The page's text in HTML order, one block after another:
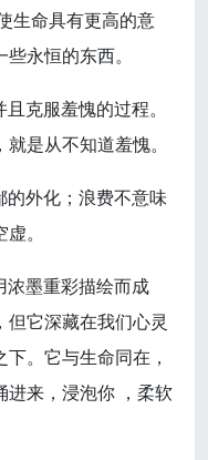
生命具有更高的意
永恒的东西。
克服羞愧的过程。
是从不知道羞愧。
外化；浪费不意味
。
墨重彩描绘而成
它深藏在我们心灵
。它与生命同在，
进来，浸泡你 ，柔软